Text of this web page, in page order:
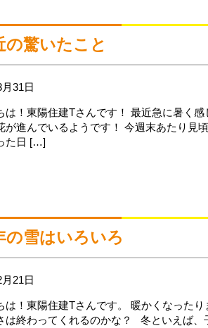
の驚いたこと
31日
は！東陽住建Tさんです！ 最近急に暑く
が進んでいるようです！ 今週末あたり
た日 […]
の雪はいろいろ
21日
は！東陽住建Tさんです。 暖かくなった
は終わってくれるのかな？ 冬といえば